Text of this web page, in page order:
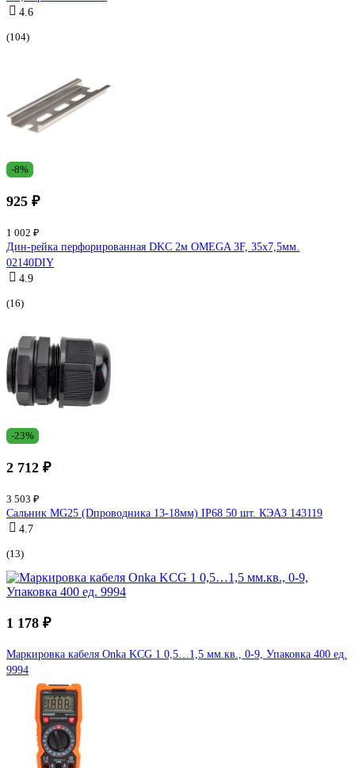
4.6
(104)
-8%
925 ₽
1 002 ₽
Дин-рейка перфорированная DKC 2м OMEGA 3F, 35x7,5мм.
02140DIY
4.9
(16)
-23%
2 712 ₽
3 503 ₽
Сальник MG25 (Dпроводника 13-18мм) IP68 50 шт. КЭАЗ 143119
4.7
(13)
1 178 ₽
Маркировка кабеля Onka KCG 1 0,5…1,5 мм.кв., 0-9, Упаковка 400 ед.
9994